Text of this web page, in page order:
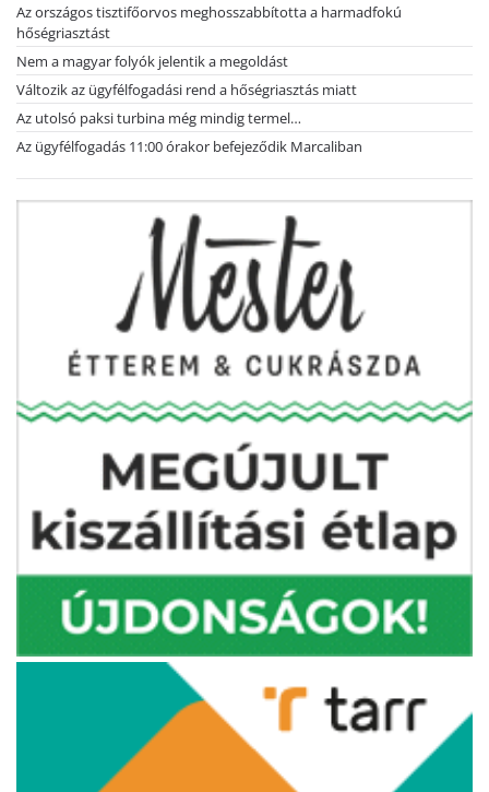
Az országos tisztifőorvos meghosszabbította a harmadfokú
hőségriasztást
Nem a magyar folyók jelentik a megoldást
Változik az ügyfélfogadási rend a hőségriasztás miatt
Az utolsó paksi turbina még mindig termel…
Az ügyfélfogadás 11:00 órakor befejeződik Marcaliban